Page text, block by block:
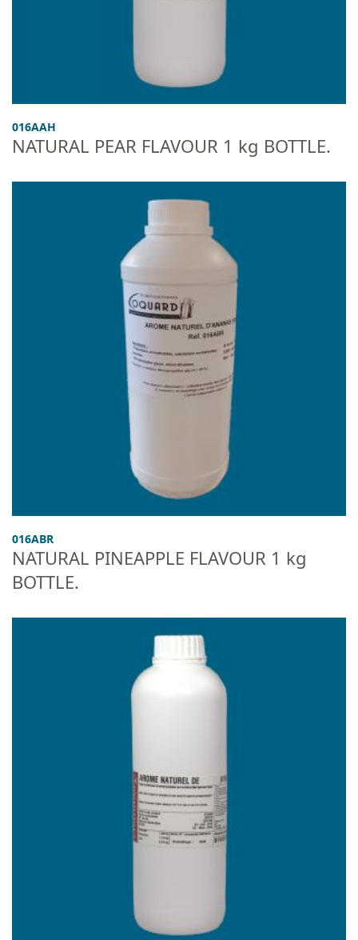
016AAH
NATURAL PEAR FLAVOUR 1 kg BOTTLE.
016ABR
NATURAL PINEAPPLE FLAVOUR 1 kg
BOTTLE.